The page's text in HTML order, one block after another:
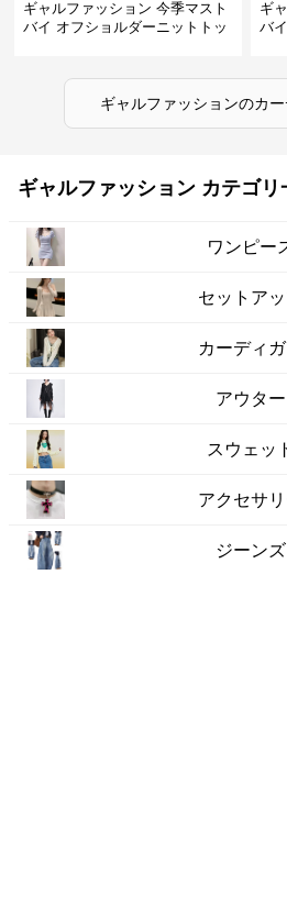
ギャルファッション 今季マスト
バイ オフショルダーニットトッ
ギ
バ
ギャルファッションのカ
ギャルファッション カテゴリ
ワンピー
セットア
カーディ
アウター
スウェッ
アクセサ
ジーンズ